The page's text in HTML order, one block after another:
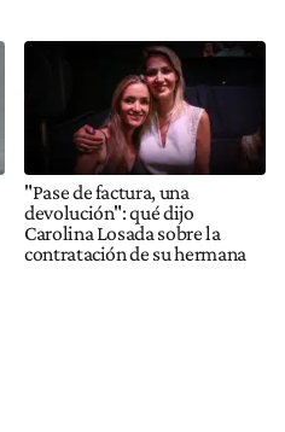
"Pase de factura, una
devolución": qué dijo
Carolina Losada sobre la
contratación de su hermana